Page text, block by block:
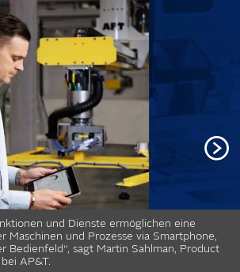
und Dienste ermöglichen eine
Maschinen und Prozesse via Smartphone,
Bedienfeld“, sagt Martin Sahlman, Product
AP&T.